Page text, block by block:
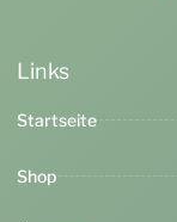
Links
Startseite
Shop